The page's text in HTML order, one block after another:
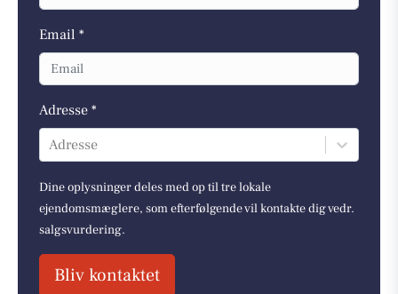
Email *
Adresse *
Adresse
Dine oplysninger deles med op til tre lokale
ejendomsmæglere, som efterfølgende vil kontakte dig vedr.
salgsvurdering.
Bliv kontaktet